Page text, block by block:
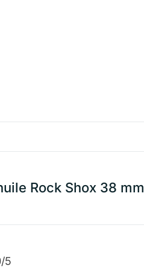
Rock Shox 38 mm
5